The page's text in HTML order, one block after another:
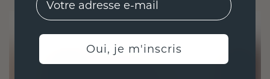
Oui, je m'inscris